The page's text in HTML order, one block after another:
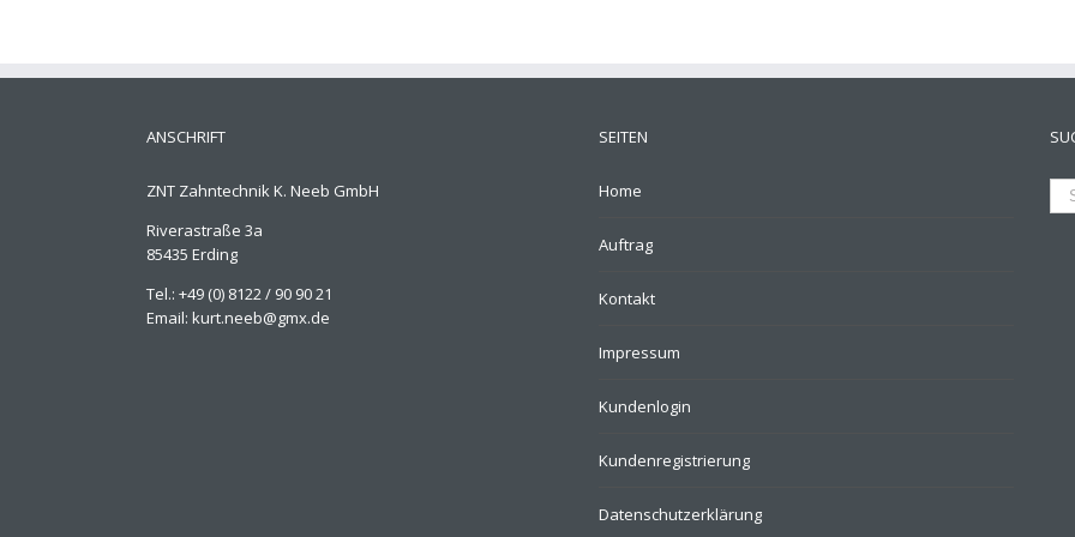
ANSCHRIFT
ZNT Zahntechnik K. Neeb GmbH
Riverastraße 3a
85435 Erding
Tel.: +49 (0) 8122 / 90 90 21
Email: kurt.neeb@gmx.de
SEITEN
Home
Auftrag
Kontakt
Impressum
Kundenlogin
Kundenregistrierung
Datenschutzerklärung